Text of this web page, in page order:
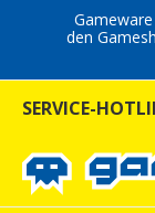
den
SERVICE-